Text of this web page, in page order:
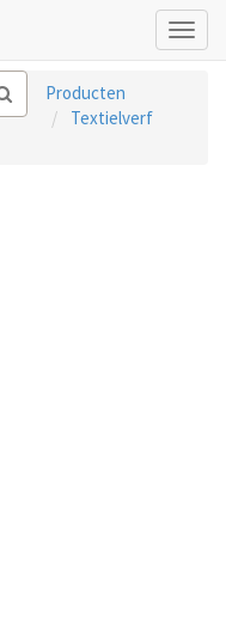
Producten
Textielverf